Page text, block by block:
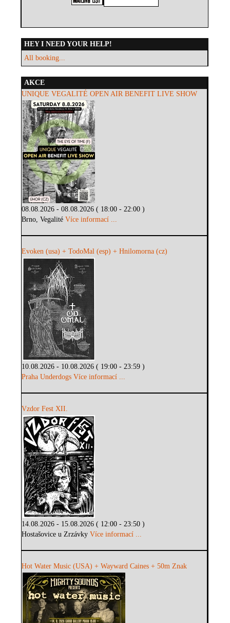
HEY I NEED YOUR HELP!
All booking...
AKCE
UNIQUE VEGALITÉ OPEN AIR BENEFIT LIVE SHOW
08.08.2026 - 08.08.2026 ( 18:00 - 22:00 )
Brno, VegalitéVíce informací ...
Evoken (usa) + TodoMal (esp) + Hnilomorna (cz)
10.08.2026 - 10.08.2026 ( 19:00 - 23:59 )
Praha Underdogs Více informací ...
Vzdor Fest XII.
14.08.2026 - 15.08.2026 ( 12:00 - 23:50 )
Hostašovice u ZrzávkyVíce informací ...
Hot Water Music (USA) + Wayward Caines + 50m Znak